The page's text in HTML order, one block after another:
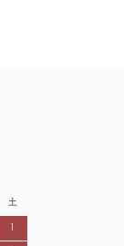
土
1